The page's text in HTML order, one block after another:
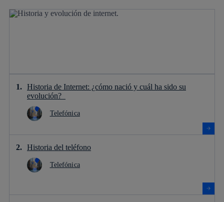
Historia de Internet: ¿cómo nació y cuál ha sido su
evolución?
Telefónica
Historia del teléfono
Telefónica